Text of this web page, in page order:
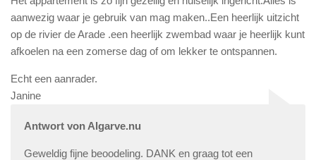
aanwezig waar je gebruik van mag maken..Een heerlijk uitzicht
op de rivier de Arade .een heerlijk zwembad waar je heerlijk kunt
afkoelen na een zomerse dag of om lekker te ontspannen.
Echt een aanrader.
Janine
Antwort von Algarve.nu
Geweldig fijne beoodeling. DANK en graag tot een